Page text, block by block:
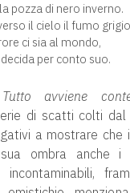
pozza di nero inverno.
il cielo il fumo
ci sia al mondo,
per conto suo.
Tutto avviene
di scatti colti dal
a mostrare
ombra anche i
incontaminabili,